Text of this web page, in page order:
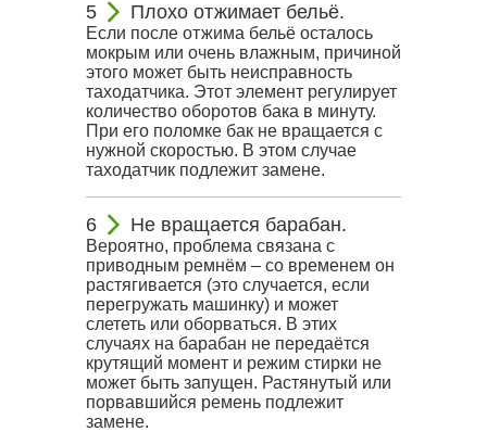
Плохо отжимает бельё.
Если после отжима бельё осталось
мокрым или очень влажным, причиной
этого может быть неисправность
таходатчика. Этот элемент регулирует
количество оборотов бака в минуту.
При его поломке бак не вращается с
нужной скоростью. В этом случае
таходатчик подлежит замене.
Не вращается барабан.
Вероятно, проблема связана с
приводным ремнём – со временем он
растягивается (это случается, если
перегружать машинку) и может
слететь или оборваться. В этих
случаях на барабан не передаётся
крутящий момент и режим стирки не
может быть запущен. Растянутый или
порвавшийся ремень подлежит
замене.